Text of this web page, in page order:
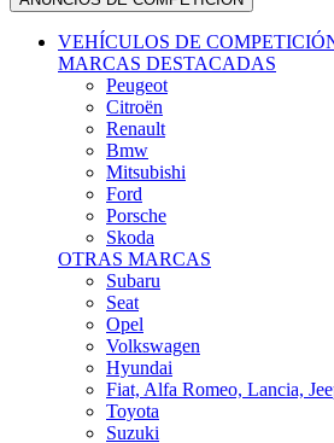
VEHÍCULOS DE COMPETICIÓN
MARCAS DESTACADAS
Peugeot
Citroën
Renault
Bmw
Mitsubishi
Ford
Porsche
Skoda
OTRAS MARCAS
Subaru
Seat
Opel
Volkswagen
Hyundai
Fiat, Alfa Romeo, Lancia, Jeep
Toyota
Suzuki
Honda